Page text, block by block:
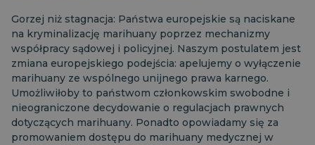
Gorzej niż stagnacja: Państwa europejskie są naciskane
na kryminalizację marihuany poprzez mechanizmy
współpracy sądowej i policyjnej. Naszym postulatem jest
zmiana europejskiego podejścia: apelujemy o wyłączenie
marihuany ze wspólnego unijnego prawa karnego.
Umożliwiłoby to państwom członkowskim swobodne i
nieograniczone decydowanie o regulacjach prawnych
dotyczących marihuany. Ponadto opowiadamy się za
promowaniem dostępu do marihuany medycznej w